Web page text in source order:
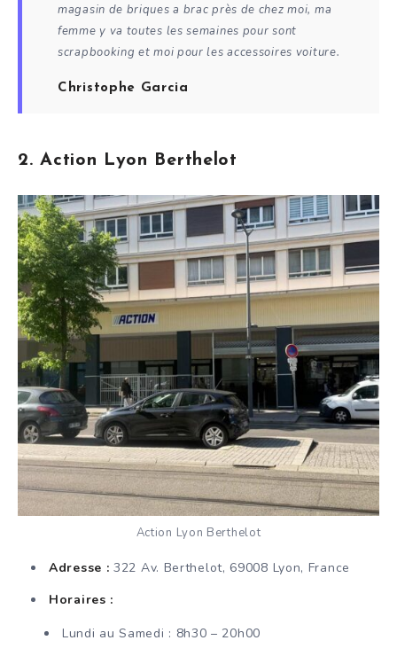
magasin de briques a brac près de chez moi, ma
femme y va toutes les semaines pour sont
scrapbooking et moi pour les accessoires voiture.
Christophe Garcia
2. Action Lyon Berthelot
Action Lyon Berthelot
Adresse : 322 Av. Berthelot, 69008 Lyon, France
Horaires :
Lundi au Samedi : 8h30 – 20h00